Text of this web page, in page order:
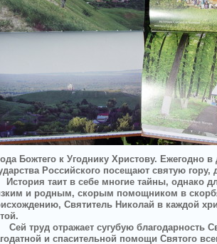
Божтего к Угоднику Христову. Ежегодно
Российского посещают святую
История таит в себе многие тайны, однако
и родным, скорым помощником в
Святитель Николай в каждой
Сей труд отражает сугубую благодарность
и спасительной помощи Святого